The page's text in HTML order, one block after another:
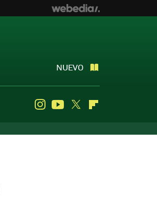
NUEVO
InstagramYoutube
Twitter